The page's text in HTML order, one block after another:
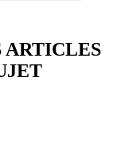
ARTICLES